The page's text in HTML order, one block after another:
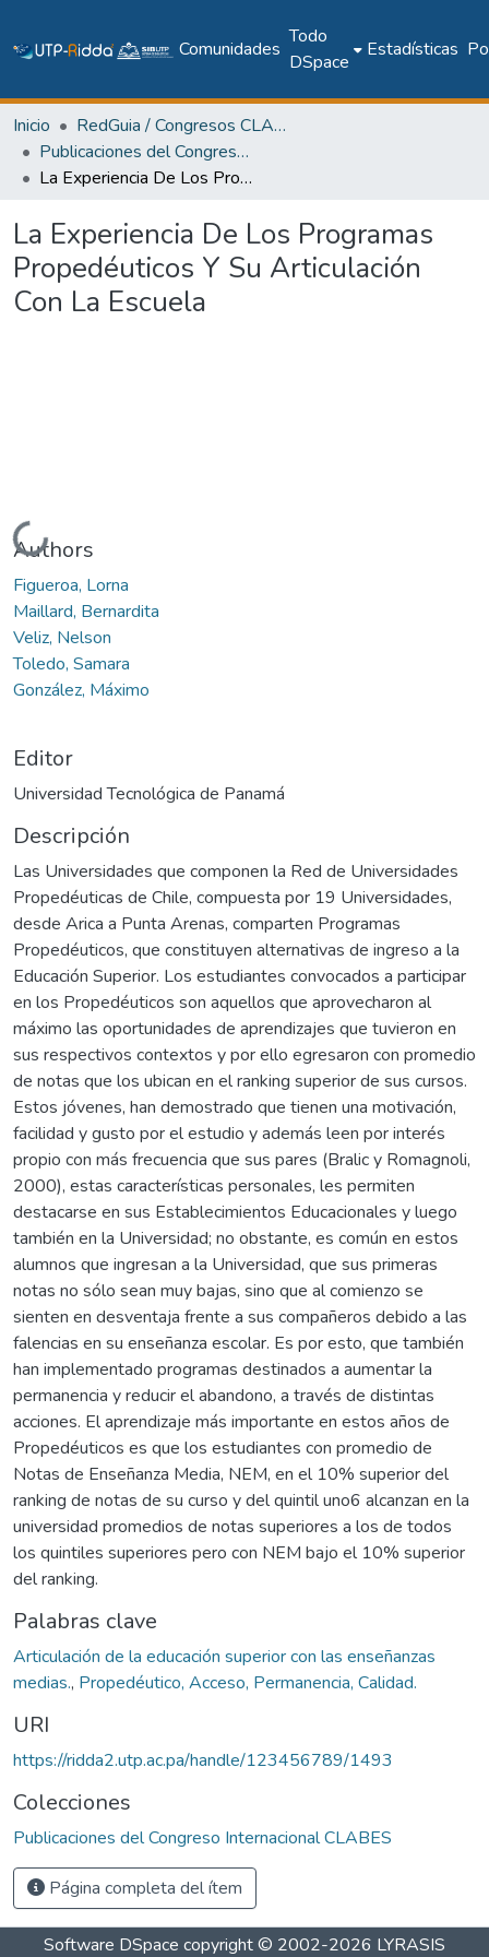
Comunidades
Todo
DSpace
Estadísticas
Inicio
RedGuia / Congresos CLABES
Publicaciones del Congreso Internacional CLABES
La Experiencia De Los Programas Propedéuticos Y Su Articulación Con La Escuela
La Experiencia De Los Programas
Propedéuticos Y Su Articulación
Con La Escuela
Cargando...
Authors
Figueroa, Lorna
Maillard, Bernardita
Veliz, Nelson
Toledo, Samara
González, Máximo
Editor
Universidad Tecnológica de Panamá
Descripción
Las Universidades que componen la Red de Universidades
Propedéuticas de Chile, compuesta por 19 Universidades,
desde Arica a Punta Arenas, comparten Programas
Propedéuticos, que constituyen alternativas de ingreso a la
Educación Superior. Los estudiantes convocados a participar
en los Propedéuticos son aquellos que aprovecharon al
máximo las oportunidades de aprendizajes que tuvieron en
sus respectivos contextos y por ello egresaron con promedio
de notas que los ubican en el ranking superior de sus cursos.
Estos jóvenes, han demostrado que tienen una motivación,
facilidad y gusto por el estudio y además leen por interés
propio con más frecuencia que sus pares (Bralic y Romagnoli,
2000), estas características personales, les permiten
destacarse en sus Establecimientos Educacionales y luego
también en la Universidad; no obstante, es común en estos
alumnos que ingresan a la Universidad, que sus primeras
notas no sólo sean muy bajas, sino que al comienzo se
sienten en desventaja frente a sus compañeros debido a las
falencias en su enseñanza escolar. Es por esto, que también
han implementado programas destinados a aumentar la
permanencia y reducir el abandono, a través de distintas
acciones. El aprendizaje más importante en estos años de
Propedéuticos es que los estudiantes con promedio de
Notas de Enseñanza Media, NEM, en el 10% superior del
ranking de notas de su curso y del quintil uno6 alcanzan en la
universidad promedios de notas superiores a los de todos
los quintiles superiores pero con NEM bajo el 10% superior
del ranking.
Palabras clave
Articulación de la educación superior con las enseñanzas
medias., Propedéutico, Acceso, Permanencia, Calidad.
URI
https://ridda2.utp.ac.pa/handle/123456789/1493
Colecciones
Publicaciones del Congreso Internacional CLABES
Página completa del ítem
Software DSpace copyright © 2002-2026 LYRASIS